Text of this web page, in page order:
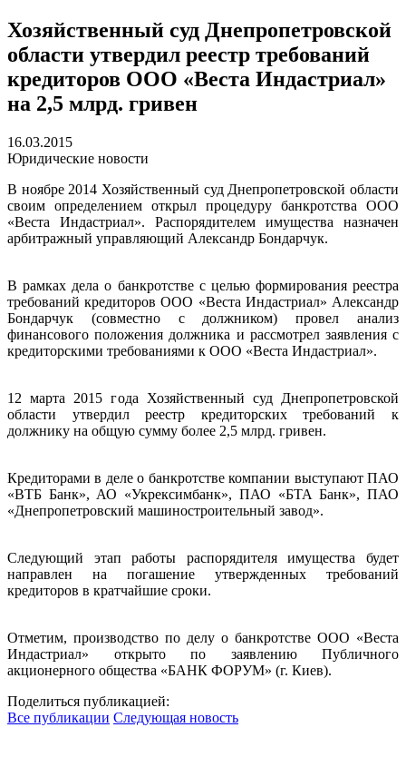
Хозяйственный суд Днепропетровской
области утвердил реестр требований
кредиторов ООО «Веста Индастриал»
на 2,5 млрд. гривен
16.03.2015
Юридические новости
В ноябре 2014 Хозяйственный суд Днепропетровской области
своим определением открыл процедуру банкротства ООО
«Веста Индастриал». Распорядителем имущества назначен
арбитражный управляющий Александр Бондарчук.
В рамках дела о банкротстве с целью формирования реестра
требований кредиторов ООО «Веста Индастриал» Александр
Бондарчук (совместно с должником) провел анализ
финансового положения должника и рассмотрел заявления с
кредиторскими требованиями к ООО «Веста Индастриал».
12 марта 2015 года Хозяйственный суд Днепропетровской
области утвердил реестр кредиторских требований к
должнику на общую сумму более 2,5 млрд. гривен.
Кредиторами в деле о банкротстве компании выступают ПАО
«ВТБ Банк», АО «Укрексимбанк», ПАО «БТА Банк», ПАО
«Днепропетровский машиностроительный завод».
Следующий этап работы распорядителя имущества будет
направлен на погашение утвержденных требований
кредиторов в кратчайшие сроки.
Отметим, производство по делу о банкротстве ООО «Веста
Индастриал» открыто по заявлению Публичного
акционерного общества «БАНК ФОРУМ» (г. Киев).
Поделиться публикацией:
Все публикации Следующая новость